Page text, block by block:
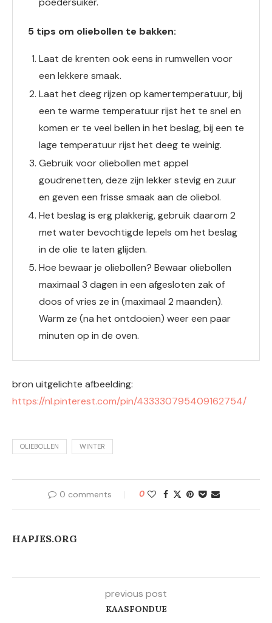
5 tips om oliebollen te bakken:
Laat de krenten ook eens in rumwellen voor
een lekkere smaak.
Laat het deeg rijzen op kamertemperatuur, bij
een te warme temperatuur rijst het te snel en
komen er te veel bellen in het beslag, bij een te
lage temperatuur rijst het deeg te weinig.
Gebruik voor oliebollen met appel
goudrenetten, deze zijn lekker stevig en zuur
en geven een frisse smaak aan de oliebol.
Het beslag is erg plakkerig, gebruik daarom 2
met water bevochtigde lepels om het beslag
in de olie te laten glijden.
Hoe bewaar je oliebollen? Bewaar oliebollen
maximaal 3 dagen in een afgesloten zak of
doos of vries ze in (maximaal 2 maanden).
Warm ze (na het ontdooien) weer een paar
minuten op in de oven.
bron uitgelichte afbeelding:
https://nl.pinterest.com/pin/433330795409162754/
OLIEBOLLEN WINTER
0 comments 0
HAPJES.ORG
previous post
KAASFONDUE